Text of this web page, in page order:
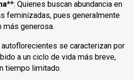
**: Quienes buscan abundancia en
feminizadas, pues generalmente
más generosa.
se caracterizan por
a un ciclo de vida más breve,
tiempo limitado.